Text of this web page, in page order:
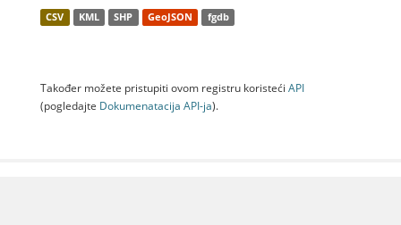
CSV KML SHP GeoJSON fgdb
Također možete pristupiti ovom registru koristeći API
(pogledajte Dokumenаtаcijа API-jа).